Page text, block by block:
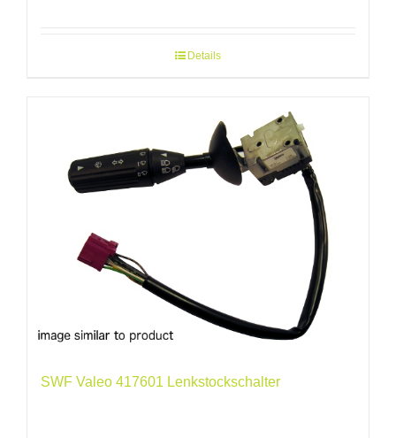
Details
SWF Valeo 417601 Lenkstockschalter